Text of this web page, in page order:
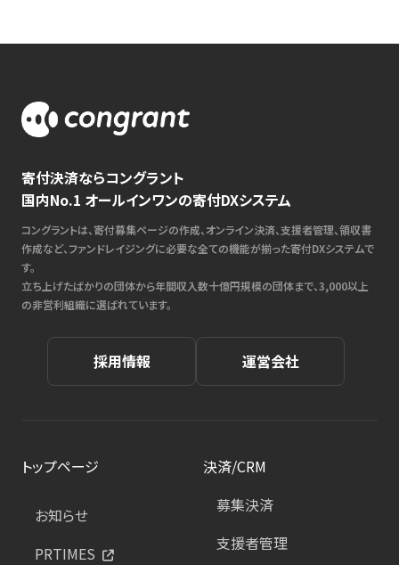
寄付決済ならコングラント
国内No.1 オールインワンの寄付DXシステム
コングラントは、寄付募集ページの作成、オンライン決済、支援者管理、領収書
作成など、ファンドレイジングに必要な全ての機能が揃った寄付DXシステムで
す。
立ち上げたばかりの団体から年間収入数十億円規模の団体まで、3,000以上
の非営利組織に選ばれています。
採用情報 運営会社
トップページ
お知らせ
PRTIMES
決済/CRM
募集決済
支援者管理